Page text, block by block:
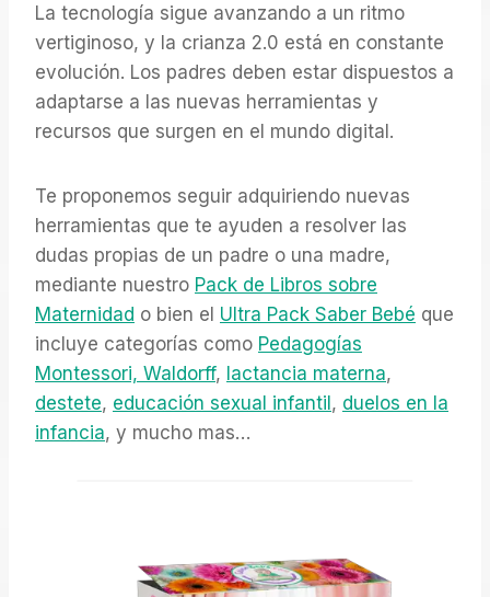
La tecnología sigue avanzando a un ritmo
vertiginoso, y la crianza 2.0 está en constante
evolución. Los padres deben estar dispuestos a
adaptarse a las nuevas herramientas y
recursos que surgen en el mundo digital.
Te proponemos seguir adquiriendo nuevas
herramientas que te ayuden a resolver las
dudas propias de un padre o una madre,
mediante nuestro Pack de Libros sobre
Maternidad o bien el Ultra Pack Saber Bebé que
incluye categorías como Pedagogías
Montessori, Waldorff, lactancia materna,
destete, educación sexual infantil, duelos en la
infancia, y mucho mas…